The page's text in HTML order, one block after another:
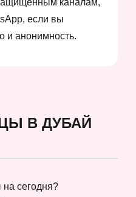
если вы
и анонимность.
В ДУБАЙ
сегодня?